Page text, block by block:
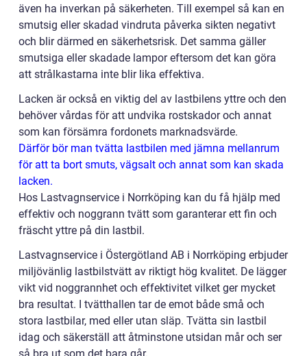
även ha inverkan på säkerheten. Till exempel så kan en
smutsig eller skadad vindruta påverka sikten negativt
och blir därmed en säkerhetsrisk. Det samma gäller
smutsiga eller skadade lampor eftersom det kan göra
att strålkastarna inte blir lika effektiva.
Lacken är också en viktig del av lastbilens yttre och den
behöver vårdas för att undvika rostskador och annat
som kan försämra fordonets marknadsvärde.
Därför bör man tvätta lastbilen med jämna mellanrum
för att ta bort smuts, vägsalt och annat som kan skada
lacken.
Hos Lastvagnservice i Norrköping kan du få hjälp med
effektiv och noggrann tvätt som garanterar ett fin och
fräscht yttre på din lastbil.
Lastvagnservice i Östergötland AB i Norrköping erbjuder
miljövänlig lastbilstvätt av riktigt hög kvalitet. De lägger
vikt vid noggrannhet och effektivitet vilket ger mycket
bra resultat. I tvätthallen tar de emot både små och
stora lastbilar, med eller utan släp. Tvätta sin lastbil
idag och säkerställ att åtminstone utsidan mår och ser